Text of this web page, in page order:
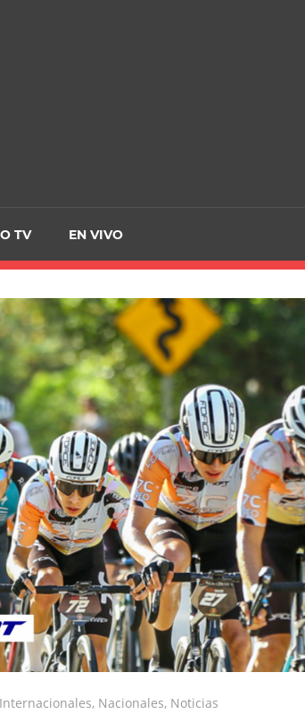
TV EN VIVO
Internacionales, Nacionales, Noticias